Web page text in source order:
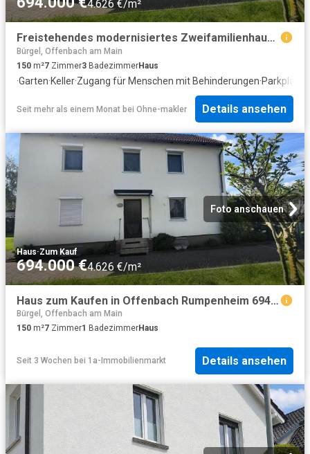
4.626 €/m²
Freistehendes modernisiertes Zweifamilienhaus in Rumpenheim 7,5 Zimmer, 3 Bäder, gr. Garten, Garage
Bürgel, Offenbach am Main
150 m²7 Zimmer3 BadezimmerHaus
·Garten·Keller·Zugang für Menschen mit Behinderungen·Parkplatz
Seit mehr als einem Monat bei Ohne-makler Details ansehen
Foto anschauen
Haus·Zum Kauf
694.000 €4.626 €/m²
Haus zum Kaufen in Offenbach Rumpenheim 694.000,00 EUR 150 m²
Bürgel, Offenbach am Main
150 m²7 Zimmer1 BadezimmerHaus
Seit 3 Wochen bei 1a-Immobilienmarkt Details ansehen